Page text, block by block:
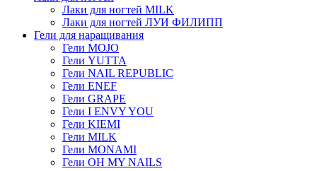
Лаки для ногтей MILK
Лаки для ногтей ЛУИ ФИЛИПП
Гели для наращивания
Гели MOJO
Гели YUTTA
Гели NAIL REPUBLIC
Гели ENEF
Гели GRAPE
Гели I ENVY YOU
Гели KIEMI
Гели MILK
Гели MONAMI
Гели OH MY NAILS